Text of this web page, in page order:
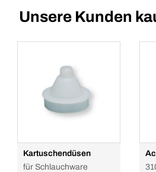
Unsere Kunden
Kartuschendüsen
für Schlauchware